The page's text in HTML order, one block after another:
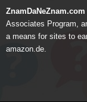
ZnamDaNeZnam.com
Associates Program,
a means for sites to
amazon.de.